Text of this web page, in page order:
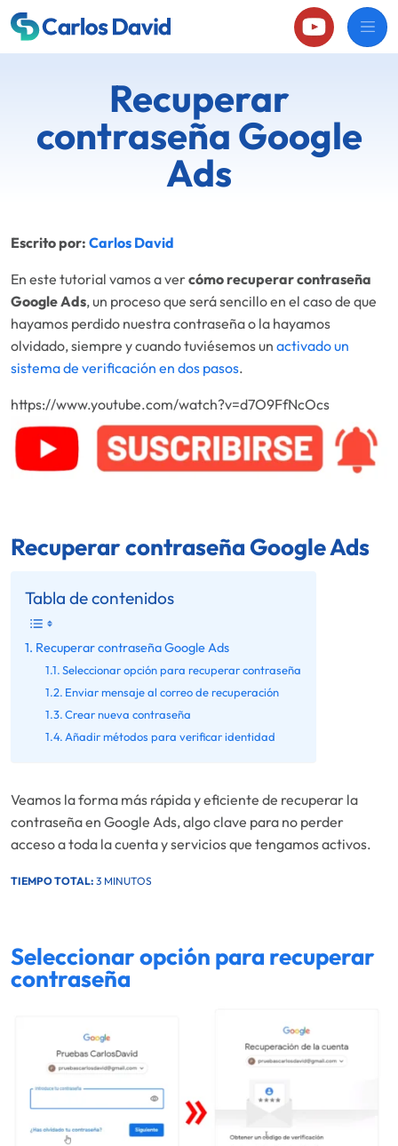
Recuperar
contraseña Google
Ads
Escrito por: Carlos David
En este tutorial vamos a vercómo recuperar contraseña
Google Ads, un proceso que será sencillo en el caso de que
hayamos perdido nuestra contraseña o la hayamos
olvidado, siempre y cuando tuviésemos un activado un
sistema de verificación en dos pasos.
https://www.youtube.com/watch?v=d7O9FfNcOcs
Recuperar contraseña Google Ads
Tabla de contenidos
Recuperar contraseña Google Ads
Seleccionar opción para recuperar contraseña
Enviar mensaje al correo de recuperación
Crear nueva contraseña
Añadir métodos para verificar identidad
Veamos la forma más rápida y eficiente de recuperar la
contraseña en Google Ads, algo clave para no perder
acceso a toda la cuenta y servicios que tengamos activos.
TIEMPO TOTAL: 3 MINUTOS
Seleccionar opción para recuperar
contraseña